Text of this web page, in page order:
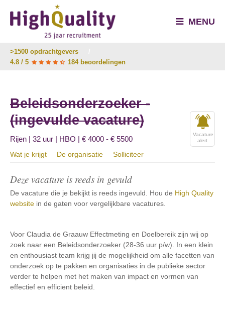
MENU
>1500 opdrachtgevers
4.8 / 5
184 beoordelingen
Beleidsonderzoeker -
(ingevulde vacature)
Vacature
alert
Rijen | 32 uur | HBO | € 4000 - € 5500
Wat je krijgt De organisatie Solliciteer
Deze vacature is reeds in gevuld
De vacature die je bekijkt is reeds ingevuld. Hou de High Quality
website in de gaten voor vergelijkbare vacatures.
Voor Claudia de Graauw Effectmeting en Doelbereik zijn wij op
zoek naar een Beleidsonderzoeker (28-36 uur p/w). In een klein
en enthousiast team krijg jij de mogelijkheid om alle facetten van
onderzoek op te pakken en organisaties in de publieke sector
verder te helpen met het maken van impact en vormen van
effectief en efficient beleid.